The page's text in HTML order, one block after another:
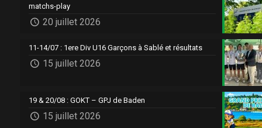
matchs-play
20 juillet 2026
11-14/07 : 1ere Div U16 Garçons à Sablé et résultats
15 juillet 2026
19 & 20/08 : GOKT – GPJ de Baden
15 juillet 2026